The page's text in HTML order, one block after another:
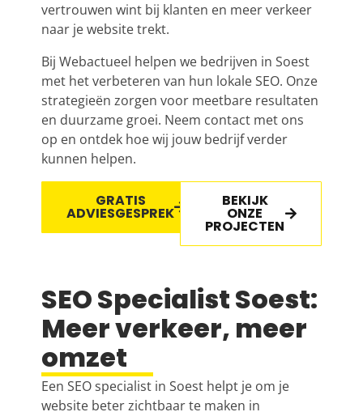
vertrouwen wint bij klanten en meer verkeer
naar je website trekt.
Bij Webactueel helpen we bedrijven in Soest
met het verbeteren van hun lokale SEO. Onze
strategieën zorgen voor meetbare resultaten
en duurzame groei. Neem contact met ons
op en ontdek hoe wij jouw bedrijf verder
kunnen helpen.
GRATIS
ADVIESGESPREK
BEKIJK
ONZE
PROJECTEN
SEO Specialist Soest:
Meer verkeer, meer
omzet
Een SEO specialist in Soest helpt je om je
website beter zichtbaar te maken in